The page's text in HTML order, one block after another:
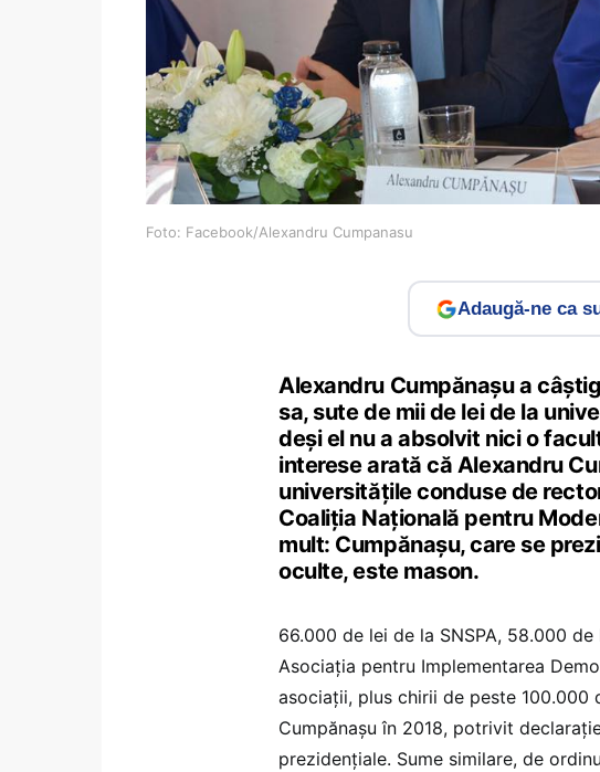
Foto: Facebook/Alexandru Cumpanasu
Adaugă-ne ca
Alexandru Cumpănașu a
sa, sute de mii de lei de la
deși el nu a absolvit nici o
interese arată că Alexandru
universitățile conduse de
Coaliţia Naţională pentru
mult: Cumpănașu, care se
oculte, este mason.
66.000 de lei de la SNSPA, 58.000
Asociația pentru Implementarea
asociații, plus chirii de peste 100.000
Cumpănașu în 2018, potrivit
prezidențiale. Sume similare, de